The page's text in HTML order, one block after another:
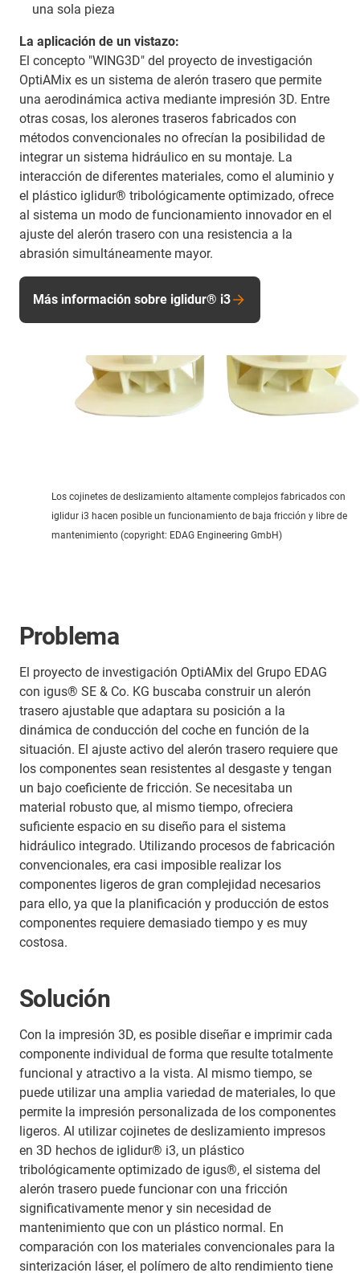
una sola pieza
La aplicación de un vistazo:
El concepto "WING3D" del proyecto de investigación
OptiAMix es un sistema de alerón trasero que permite
una aerodinámica activa mediante impresión 3D. Entre
otras cosas, los alerones traseros fabricados con
métodos convencionales no ofrecían la posibilidad de
integrar un sistema hidráulico en su montaje. La
interacción de diferentes materiales, como el aluminio y
el plástico iglidur® tribológicamente optimizado, ofrece
al sistema un modo de funcionamiento innovador en el
ajuste del alerón trasero con una resistencia a la
abrasión simultáneamente mayor.
Más información sobre iglidur® i3
Los cojinetes de deslizamiento altamente complejos fabricados con
iglidur i3 hacen posible un funcionamiento de baja fricción y libre de
mantenimiento (copyright: EDAG Engineering GmbH)
Problema
El proyecto de investigación OptiAMix del Grupo EDAG
con igus® SE & Co. KG buscaba construir un alerón
trasero ajustable que adaptara su posición a la
dinámica de conducción del coche en función de la
situación. El ajuste activo del alerón trasero requiere que
los componentes sean resistentes al desgaste y tengan
un bajo coeficiente de fricción. Se necesitaba un
material robusto que, al mismo tiempo, ofreciera
suficiente espacio en su diseño para el sistema
hidráulico integrado. Utilizando procesos de fabricación
convencionales, era casi imposible realizar los
componentes ligeros de gran complejidad necesarios
para ello, ya que la planificación y producción de estos
componentes requiere demasiado tiempo y es muy
costosa.
Solución
Con la impresión 3D, es posible diseñar e imprimir cada
componente individual de forma que resulte totalmente
funcional y atractivo a la vista. Al mismo tiempo, se
puede utilizar una amplia variedad de materiales, lo que
permite la impresión personalizada de los componentes
ligeros. Al utilizar cojinetes de deslizamiento impresos
en 3D hechos de iglidur® i3, un plástico
tribológicamente optimizado de igus®, el sistema del
alerón trasero puede funcionar con una fricción
significativamente menor y sin necesidad de
mantenimiento que con un plástico normal. En
comparación con los materiales convencionales para la
sinterización láser, el polímero de alto rendimiento tiene